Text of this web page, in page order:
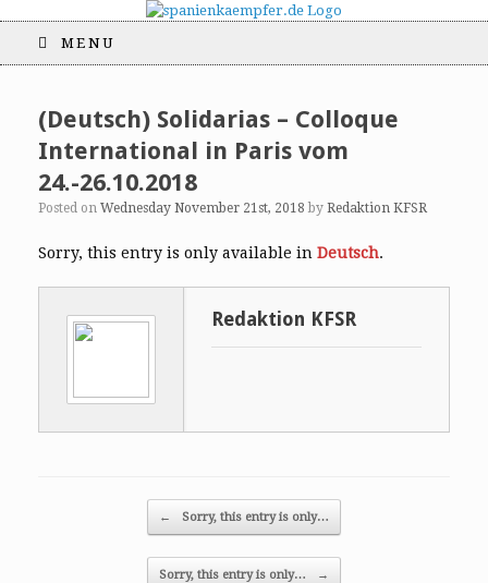
MENU
(Deutsch) Solidarias – Colloque
International in Paris vom
24.-26.10.2018
Posted on Wednesday November 21st, 2018 by Redaktion KFSR
Sorry, this entry is only available in Deutsch.
Redaktion KFSR
← Sorry, this entry is only…
Sorry, this entry is only… →